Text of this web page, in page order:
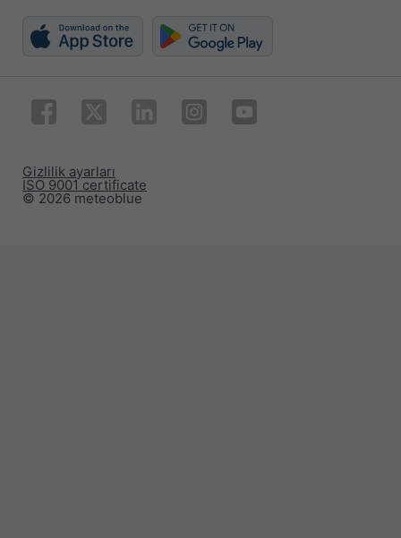
© 2026 meteoblue
ISO 9001 certificate
Gizlilik ayarları